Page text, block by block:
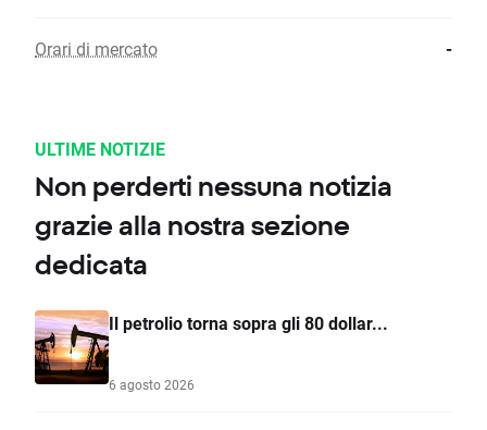
Orari di mercato -
ULTIME NOTIZIE
Non perderti nessuna notizia
grazie alla nostra sezione
dedicata
Il petrolio torna sopra gli 80 dollar...
6 agosto 2026